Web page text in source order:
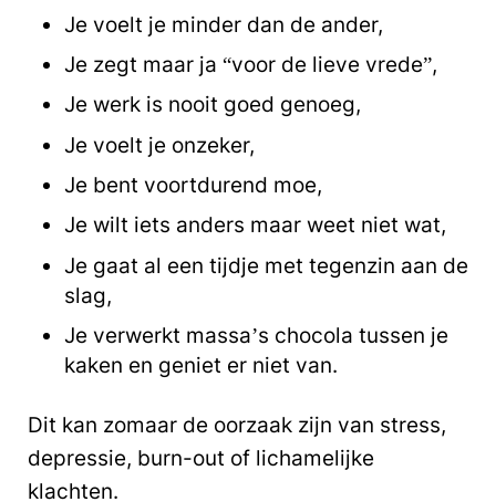
Je voelt je minder dan de ander,
Je zegt maar ja “voor de lieve vrede”,
Je werk is nooit goed genoeg,
Je voelt je onzeker,
Je bent voortdurend moe,
Je wilt iets anders maar weet niet wat,
Je gaat al een tijdje met tegenzin aan de
slag,
Je verwerkt massa’s chocola tussen je
kaken en geniet er niet van.
Dit kan zomaar de oorzaak zijn van stress,
depressie, burn-out of lichamelijke
klachten.